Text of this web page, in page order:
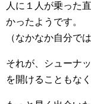
人に１人が乗った
かったようです。
（なかなか自分で
それが、シューナ
を開けることもな